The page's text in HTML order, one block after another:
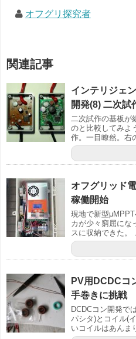
オフグリ探究者
関連記事
インテリジェ
開発(8) 二次試
二次試作の基板が
のと比較してみよ
作。一目瞭然。右
オフグリッド
稼働開始
現地で新型
カが少々窮屈にな
スに収納できた。
PV用DCDCコ
手巻きに挑戦
DCDCコン開発で
パシタ)とコイル(
いコイルはあんま